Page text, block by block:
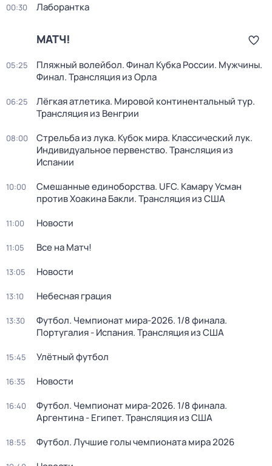
00:30 Лаборантка
МАТЧ!
05:25
Пляжный волейбол. Финал Кубка России. Мужчины.
Финал. Трансляция из Орла
06:25
Лёгкая атлетика. Мировой континентальный тур.
Трансляция из Венгрии
08:00
Стрельба из лука. Кубок мира. Классический лук.
Индивидуальное первенство. Трансляция из
Испании
10:00
Смешанные единоборства. UFC. Камару Усман
против Хоакина Бакли. Трансляция из США
11:00 Новости
11:05 Все на Матч!
13:05 Новости
13:10 Небесная грация
13:30
Футбол. Чемпионат мира-2026. 1/8 финала.
Португалия - Испания. Трансляция из США
15:45 Улётный футбол
16:35 Новости
16:40
Футбол. Чемпионат мира-2026. 1/8 финала.
Аргентина - Египет. Трансляция из США
18:55 Футбол. Лучшие голы чемпионата мира 2026